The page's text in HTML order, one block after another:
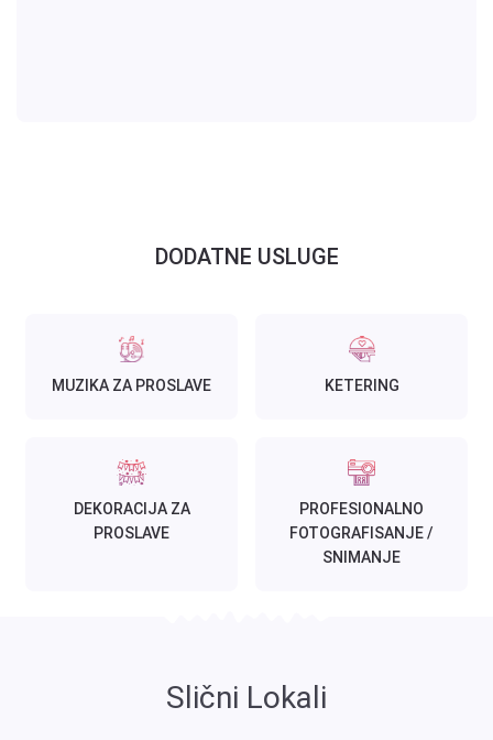
DODATNE USLUGE
MUZIKA ZA PROSLAVE KETERING
DEKORACIJA ZA
PROSLAVE
PROFESIONALNO
FOTOGRAFISANJE /
SNIMANJE
Slični Lokali